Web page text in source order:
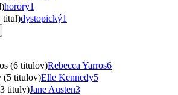
horory1
titul)dystopický1
(6 titulov)Rebecca Yarros6
(5 titulov)Elle Kennedy5
tituly)Jane Austen3